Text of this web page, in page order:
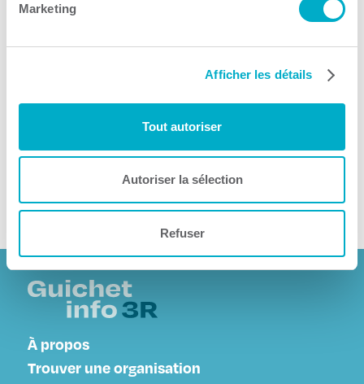
Marketing
Afficher les détails
Tout autoriser
Autoriser la sélection
Refuser
À propos
Trouver une organisation